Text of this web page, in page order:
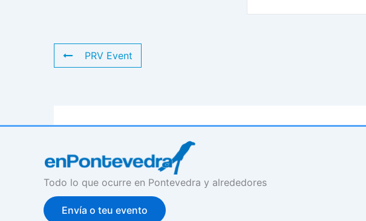
PRV Event
Todo lo que ocurre en Pontevedra y alrededores
Envía o teu evento